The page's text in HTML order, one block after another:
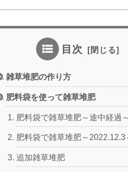
目次
雑草堆肥の作り方
肥料袋を使って雑草堆肥
肥料袋で雑草堆肥～途中経過～
肥料袋で雑草堆肥～2022.12.3
追加雑草堆肥